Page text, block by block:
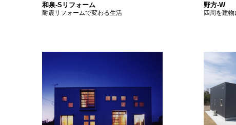
和泉-Sリフォーム
耐震リフォームで変わる生活
野方-W
四周を建